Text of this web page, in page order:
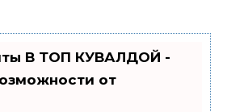
В ТОП КУВАЛДОЙ -
от